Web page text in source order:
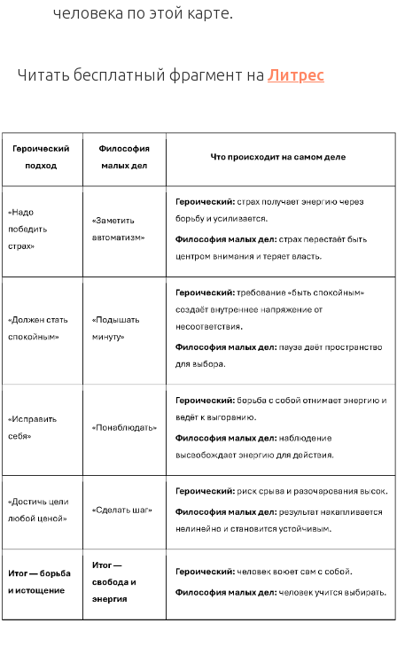
человека по этой карте.
Читать бесплатный фрагмент на Литрес